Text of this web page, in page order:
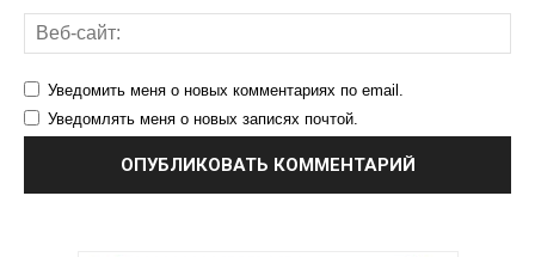
Уведомить меня о новых комментариях по email.
Уведомлять меня о новых записях почтой.